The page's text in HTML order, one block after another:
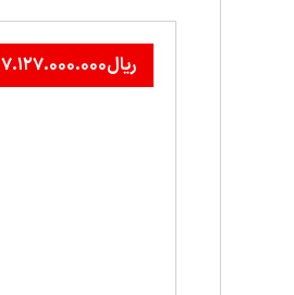
ریال۷.۱۲۷.۰۰۰.۰۰۰